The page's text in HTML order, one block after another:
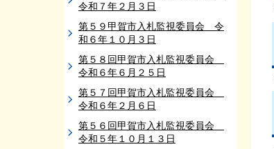
令和７年２月３日
第５９甲賀市入札監視委員会 令
和６年１０月３日
第５８回甲賀市入札監視委員会
令和６年６月２５日
第５７回甲賀市入札監視委員会
令和６年２月６日
第５６回甲賀市入札監視委員会
令和５年１０月１３日